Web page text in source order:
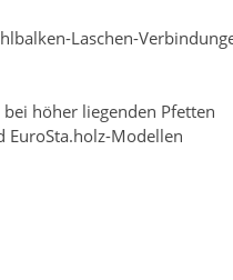
Laschen-
höher liegenden Pfetten
EuroSta.holz-Modellen